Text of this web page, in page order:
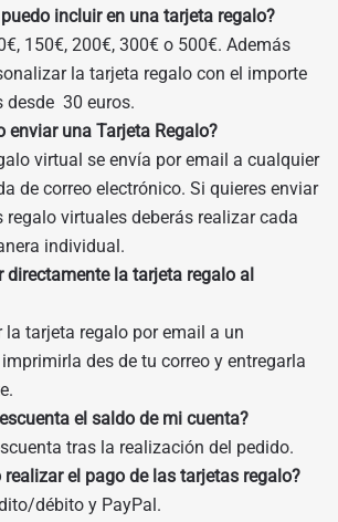
incluir en una tarjeta regalo?
150€, 200€, 300€ o 500€. Además
la tarjeta regalo con el importe
desde 30 euros.
enviar una Tarjeta Regalo?
virtual se envía por email a cualquier
de correo electrónico. Si quieres enviar
regalo virtuales deberás realizar cada
individual.
directamente la tarjeta regalo al
la tarjeta regalo por email a un
des de tu correo y entregarla
el saldo de mi cuenta?
tras la realización del pedido.
realizar el pago de las tarjetas regalo?
débito y PayPal.